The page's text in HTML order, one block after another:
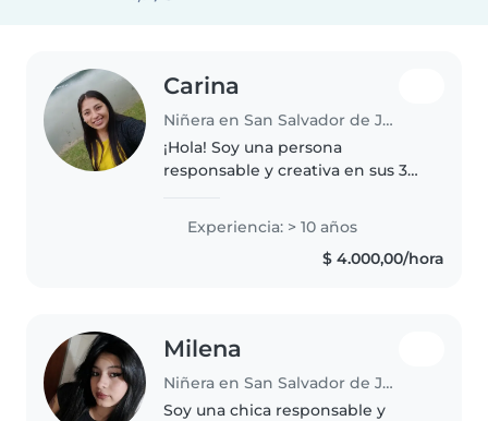
Carina
Niñera en San Salvador de Jujuy
¡Hola! Soy una persona
responsable y creativa en sus 30s
cuidando bebés, niños pequeños
y niños en edad preescolar. Me
encanta leer cuentos, cantar
Experiencia: > 10 años
$ 4.000,00/hora
Milena
Niñera en San Salvador de Jujuy
Soy una chica responsable y